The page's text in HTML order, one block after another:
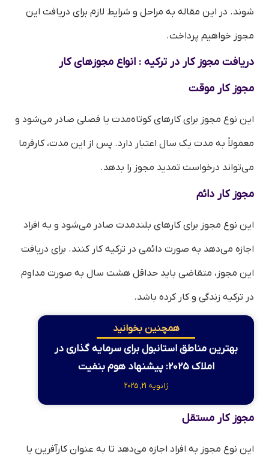
شوند. در این مقاله به مراحل و شرایط لازم برای دریافت این
مجوز خواهیم پرداخت.
دریافت مجوز کار در ترکیه : انواع مجوزهای کار
مجوز کار موقت
این نوع مجوز برای کارهای کوتاه‌مدت یا فصلی صادر می‌شود و
معمولاً به مدت یک سال اعتبار دارد. پس از این مدت، کارفرما
می‌تواند درخواست تمدید مجوز را بدهد.
مجوز کار دائم
این نوع مجوز برای کارهای بلندمدت صادر می‌شود و به افراد
اجازه می‌دهد به صورت دائمی در ترکیه کار کنند. برای دریافت
این مجوز، متقاضی باید حداقل هشت سال به صورت مداوم
در ترکیه زندگی و کار کرده باشد.
همچنین بخوانید
بهترین مناطق استانبول برای سرمایه‌ گذاری در
املاک 2025: پیشنهاد هوم بنفیت
ژانویه 21, 2025
مجوز کار مستقل
این نوع مجوز به افراد اجازه می‌دهد تا به عنوان کارآفرین یا